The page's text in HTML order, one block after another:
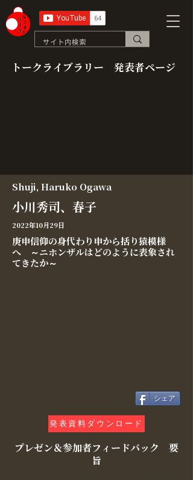
トークライブラリー 発表者ページ
Shuji, Haruko Ogawa
小川秀司、春子
2022年10月29日
庚申信仰の身代わり申から括り猿模様
へ ～ニホンザルはどのように表象され
てきたか～
シェア
発表資料ダウンロード
プレゼン＆参加者フィードバック 要
旨